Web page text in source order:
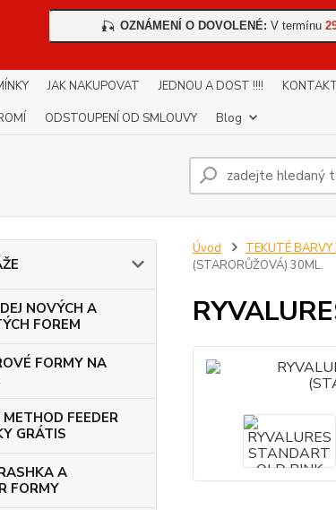
🎣 OZNÁMENÍ O DOVOLENÉ: V termínu
JAK NAKUPOVAT JEDNOU A DOST !!!!
ODSTOUPENÍ OD SMLOUVY Blog
NOVÝCH A
FOREM
FORMY NA
FEEDER
GRÁTIS
A
FORMY
Úvod TEKUTÉ
(STARORŮŽOVÁ) 30ML.